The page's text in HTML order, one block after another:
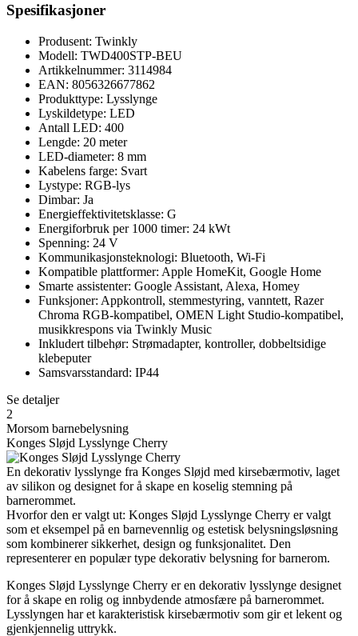
Spesifikasjoner
Produsent: Twinkly
Modell: TWD400STP-BEU
Artikkelnummer: 3114984
EAN: 8056326677862
Produkttype: Lysslynge
Lyskildetype: LED
Antall LED: 400
Lengde: 20 meter
LED-diameter: 8 mm
Kabelens farge: Svart
Lystype: RGB-lys
Dimbar: Ja
Energieffektivitetsklasse: G
Energiforbruk per 1000 timer: 24 kWt
Spenning: 24 V
Kommunikasjonsteknologi: Bluetooth, Wi-Fi
Kompatible plattformer: Apple HomeKit, Google Home
Smarte assistenter: Google Assistant, Alexa, Homey
Funksjoner: Appkontroll, stemmestyring, vanntett, Razer
Chroma RGB-kompatibel, OMEN Light Studio-kompatibel,
musikkrespons via Twinkly Music
Inkludert tilbehør: Strømadapter, kontroller, dobbeltsidige
klebeputer
Samsvarsstandard: IP44
Se detaljer
2
Morsom barnebelysning
Konges Sløjd Lysslynge Cherry
En dekorativ lysslynge fra Konges Sløjd med kirsebærmotiv, laget
av silikon og designet for å skape en koselig stemning på
barnerommet.
Hvorfor den er valgt ut: Konges Sløjd Lysslynge Cherry er valgt
som et eksempel på en barnevennlig og estetisk belysningsløsning
som kombinerer sikkerhet, design og funksjonalitet. Den
representerer en populær type dekorativ belysning for barnerom.
Konges Sløjd Lysslynge Cherry er en dekorativ lysslynge designet
for å skape en rolig og innbydende atmosfære på barnerommet.
Lysslyngen har et karakteristisk kirsebærmotiv som gir et lekent og
gjenkjennelig uttrykk.